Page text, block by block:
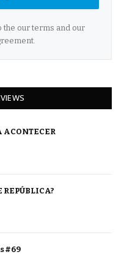
the our terms and our
ACONTECER
REPÚBLICA?
#69